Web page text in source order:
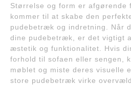
Størrelse og form er afgørende
kommer til at skabe den
pudebetræk og indretning. Når
dine pudebetræk, er det vigtigt
æstetik og funktionalitet. Hvis
forhold til sofaen eller sengen,
møblet og miste deres visuelle
store pudebetræk virke